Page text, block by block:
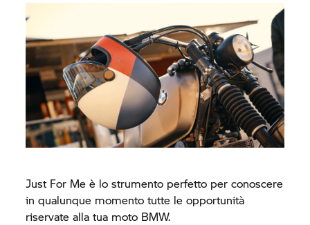
Just For Me è lo strumento perfetto per conoscere
in qualunque momento tutte le opportunità
riservate alla tua moto BMW.